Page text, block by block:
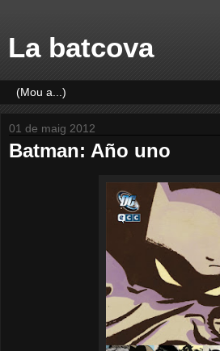
La batcova
01 de maig 2012
Batman: Año uno